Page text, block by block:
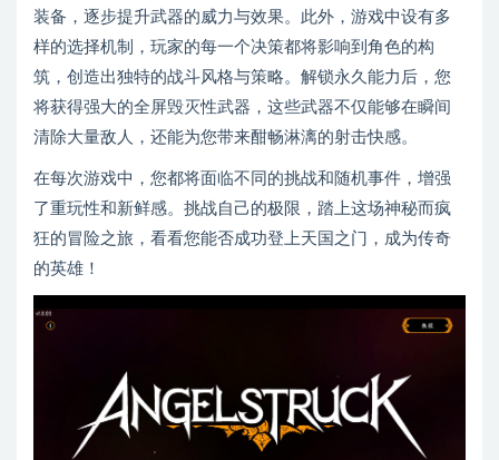
装备，逐步提升武器的威力与效果。此外，游戏中设有多
样的选择机制，玩家的每一个决策都将影响到角色的构
筑，创造出独特的战斗风格与策略。解锁永久能力后，您
将获得强大的全屏毁灭性武器，这些武器不仅能够在瞬间
清除大量敌人，还能为您带来酣畅淋漓的射击快感。
在每次游戏中，您都将面临不同的挑战和随机事件，增强
了重玩性和新鲜感。挑战自己的极限，踏上这场神秘而疯
狂的冒险之旅，看看您能否成功登上天国之门，成为传奇
的英雄！